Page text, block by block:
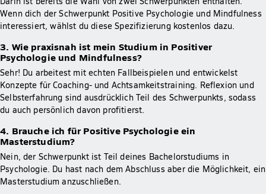
Wenn dich der Schwerpunkt Positive Psychologie und Mindfulness
interessiert, wählst du diese Spezifizierung kostenlos dazu.
3. Wie praxisnah ist mein Studium in Positiver
Psychologie und Mindfulness?
Sehr! Du arbeitest mit echten Fallbeispielen und entwickelst
Konzepte für Coaching- und Achtsamkeitstraining. Reflexion und
Selbsterfahrung sind ausdrücklich Teil des Schwerpunkts, sodass
du auch persönlich davon profitierst.
4. Brauche ich für Positive Psychologie ein
Masterstudium?
Nein, der Schwerpunkt ist Teil deines Bachelorstudiums in
Psychologie. Du hast nach dem Abschluss aber die Möglichkeit, ein
Masterstudium anzuschließen.